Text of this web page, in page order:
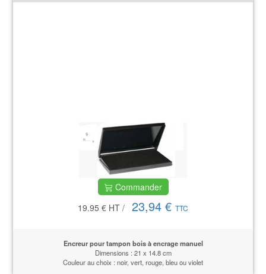
Commander
19.95 € HT / 23,94 € TTC
Encreur pour tampon bois à encrage manuel
Dimensions : 21 x 14.8 cm
Couleur au choix : noir, vert, rouge, bleu ou violet